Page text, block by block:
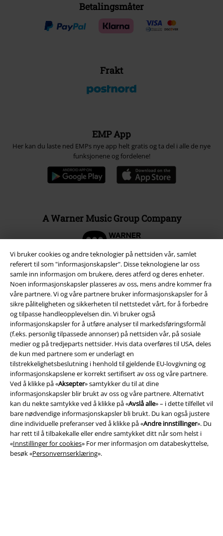
Vi bruker cookies og andre teknologier på nettsiden vår, samlet
referert til som "informasjonskapsler". Disse teknologiene lar oss
samle inn informasjon om brukere, deres atferd og deres enheter.
Noen informasjonskapsler plasseres av oss, mens andre kommer fra
våre partnere. Vi og våre partnere bruker informasjonskapsler for å
sikre påliteligheten og sikkerheten til nettstedet vårt, for å forbedre
og tilpasse handleopplevelsen din. Vi bruker også
informasjonskapsler for å utføre analyser til markedsføringsformål
(f.eks. personlig tilpassede annonser) på nettsiden vår, på sosiale
medier og på tredjeparts nettsider. Hvis data overføres til USA, deles
de kun med partnere som er underlagt en
tilstrekkelighetsbeslutning i henhold til gjeldende EU-lovgivning og
informasjonskapslene er korrekt sertifisert av oss og våre partnere.
Ved å klikke på «Aksepter» samtykker du til at dine
informasjonskapsler blir brukt av oss og våre partnere. Alternativt
kan du nekte samtykke ved å klikke på «Avslå alle» – i dette tilfellet vil
bare nødvendige informasjonskapsler bli brukt. Du kan også justere
dine individuelle preferanser ved å klikke på «Andre innstillinger». Du
har rett til å tilbakekalle eller endre samtykket ditt når som helst i
«Innstillinger for cookies» For mer informasjon om databeskyttelse,
besøk «Personvernserklæring».
Betalingsmåter
Frakt
EMP App
Her kan du laste ned EMPs nye app helt gratis og ta del i alle de nye
funksjonene og fordelene!
A Warner Music Group Company
Juridisk informasjon/Vilkår
Vilkår
Impressum
Konfidensialitetserklæring
Avfallshåndtering og miljøbeskyttelse